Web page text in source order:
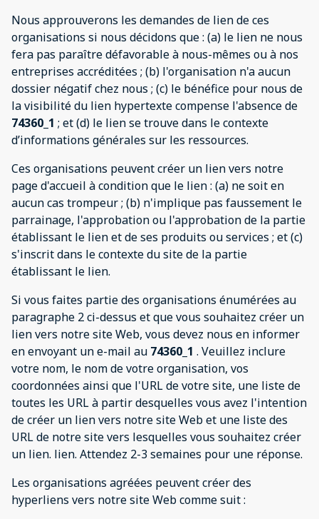
Nous approuverons les demandes de lien de ces
organisations si nous décidons que : (a) le lien ne nous
fera pas paraître défavorable à nous-mêmes ou à nos
entreprises accréditées ; (b) l'organisation n'a aucun
dossier négatif chez nous ; (c) le bénéfice pour nous de
la visibilité du lien hypertexte compense l'absence de
74360_1 ; et (d) le lien se trouve dans le contexte
d’informations générales sur les ressources.
Ces organisations peuvent créer un lien vers notre
page d'accueil à condition que le lien : (a) ne soit en
aucun cas trompeur ; (b) n'implique pas faussement le
parrainage, l'approbation ou l'approbation de la partie
établissant le lien et de ses produits ou services ; et (c)
s'inscrit dans le contexte du site de la partie
établissant le lien.
Si vous faites partie des organisations énumérées au
paragraphe 2 ci-dessus et que vous souhaitez créer un
lien vers notre site Web, vous devez nous en informer
en envoyant un e-mail au 74360_1 . Veuillez inclure
votre nom, le nom de votre organisation, vos
coordonnées ainsi que l'URL de votre site, une liste de
toutes les URL à partir desquelles vous avez l'intention
de créer un lien vers notre site Web et une liste des
URL de notre site vers lesquelles vous souhaitez créer
un lien. lien. Attendez 2-3 semaines pour une réponse.
Les organisations agréées peuvent créer des
hyperliens vers notre site Web comme suit :